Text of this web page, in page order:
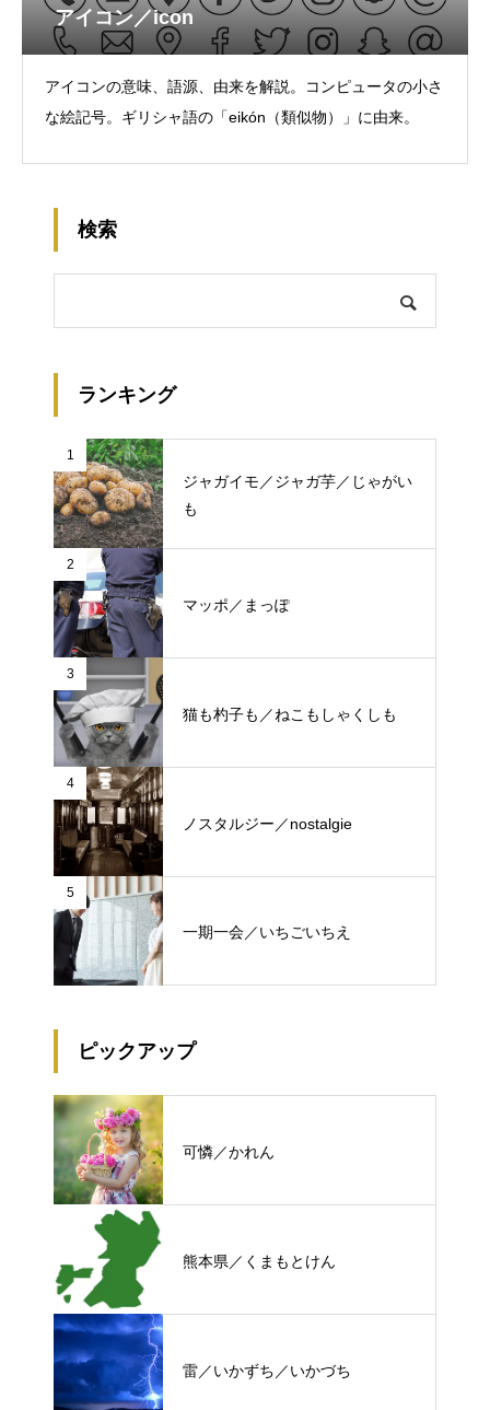
アイコン／icon
アイコンの意味、語源、由来を解説。コンピュータの小さ
な絵記号。ギリシャ語の「eikón（類似物）」に由来。
検索
ランキング
1
ジャガイモ／ジャガ芋／じゃがい
も
2
マッポ／まっぽ
3
猫も杓子も／ねこもしゃくしも
4
ノスタルジー／nostalgie
5
一期一会／いちごいちえ
ピックアップ
可憐／かれん
熊本県／くまもとけん
雷／いかずち／いかづち